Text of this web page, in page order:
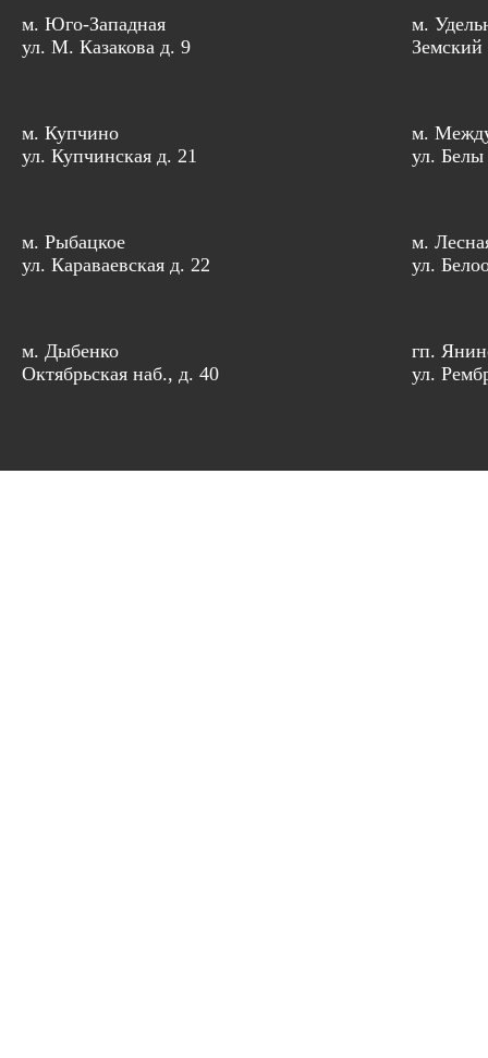
м. Юго-Западная
ул. М. Казакова д. 9
м.
Земский
м. Купчино
ул. Купчинская д. 21
м.
ул.
м. Рыбацкое
ул. Караваевская д. 22
м.
ул.
м. Дыбенко
Октябрьская наб., д. 40
гп.
ул.